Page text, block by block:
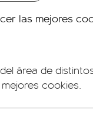
área de
cookies.